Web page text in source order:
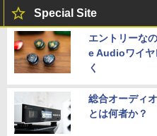
Special Site
エントリーな
e Audioワイヤ
く
総合オーディ
とは何者か？